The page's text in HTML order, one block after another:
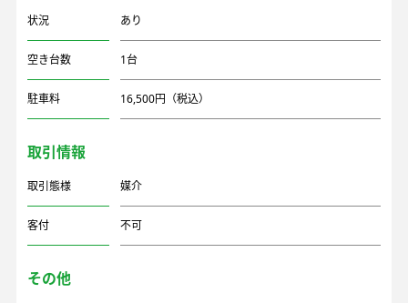
状況 あり
空き台数 1台
駐車料 16,500円（税込）
取引情報
取引態様 媒介
客付 不可
その他